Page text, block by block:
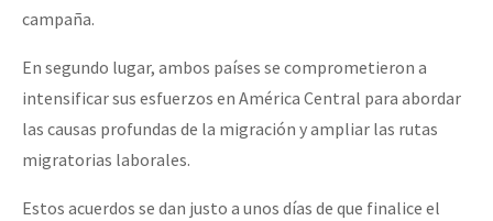
campaña.
En segundo lugar, ambos países se comprometieron a
intensificar sus esfuerzos en América Central para abordar
las causas profundas de la migración y ampliar las rutas
migratorias laborales.
Estos acuerdos se dan justo a unos días de que finalice el